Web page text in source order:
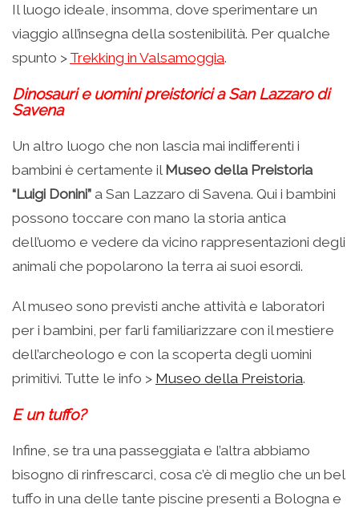
Il luogo ideale, insomma, dove sperimentare un
viaggio all’insegna della sostenibilità. Per qualche
spunto > Trekking in Valsamoggia.
Dinosauri e uomini preistorici a San Lazzaro di
Savena
Un altro luogo che non lascia mai indifferenti i
bambini è certamente il Museo della Preistoria
“Luigi Donini” a San Lazzaro di Savena. Qui i bambini
possono toccare con mano la storia antica
dell’uomo e vedere da vicino rappresentazioni degli
animali che popolarono la terra ai suoi esordi.
Al museo sono previsti anche attività e laboratori
per i bambini, per farli familiarizzare con il mestiere
dell’archeologo e con la scoperta degli uomini
primitivi. Tutte le info > Museo della Preistoria.
E un tuffo?
Infine, se tra una passeggiata e l’altra abbiamo
bisogno di rinfrescarci, cosa c’è di meglio che un bel
tuffo in una delle tante piscine presenti a Bologna e